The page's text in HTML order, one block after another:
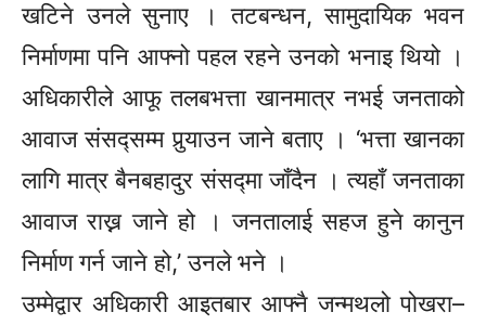
खटिने उनले सुनाए । तटबन्धन, सामुदायिक भवन
निर्माणमा पनि आफ्नो पहल रहने उनको भनाइ थियो ।
अधिकारीले आफू तलबभत्ताखानमात्रनभई जनताको
आवाजसंसद्सम्म पुर्‍याउनजाने बताए । ‘भत्ता खानका
लागि मात्र बैनबहादुर संसद्मा जाँदैन । त्यहाँ जनताका
आवाज राख्न जाने हो । जनतालाई सहज हुने कानुन
निर्माण गर्न जाने हो,’ उनले भने ।
उम्मेद्वार अधिकारी आइतबार आफ्नै जन्मथलोपोखरा–